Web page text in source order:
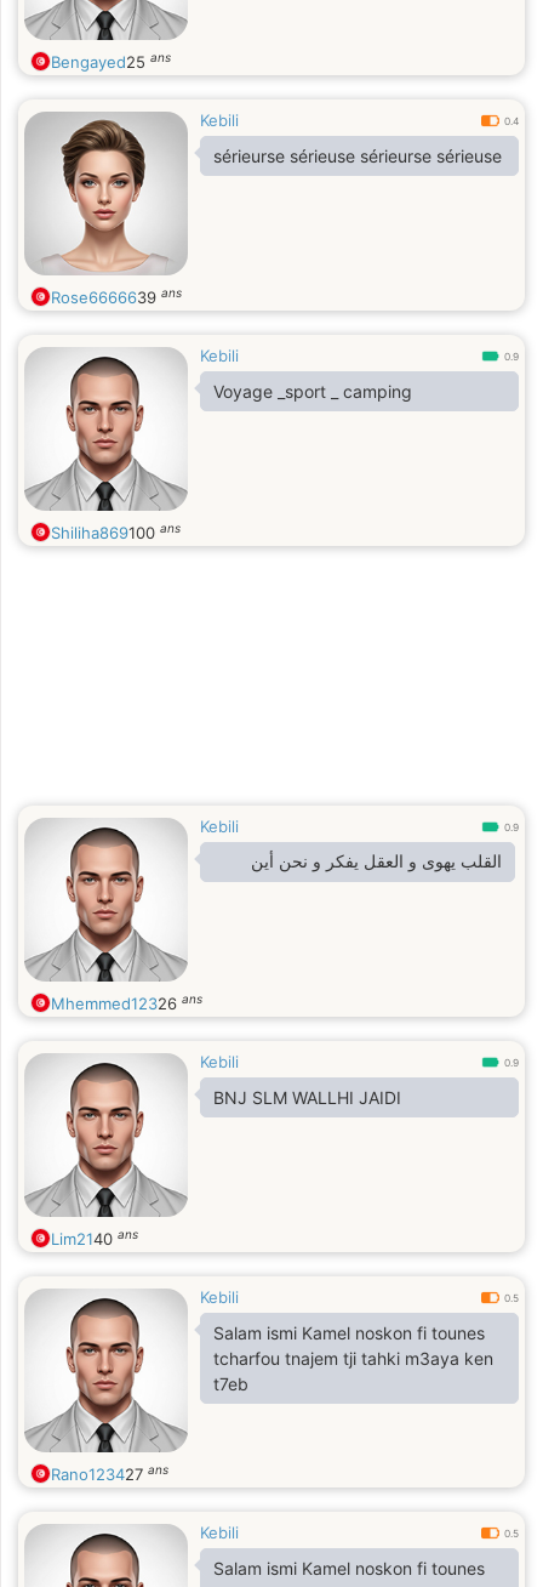
Bengayed25 ans
Kebili 0.4
sérieurse sérieuse sérieurse sérieuse
Rose6666639 ans
Kebili 0.9
Voyage _sport _ camping
Shiliha869100 ans
Kebili 0.9
القلب يهوى و العقل يفكر و نحن أين
Mhemmed12326 ans
Kebili 0.9
BNJ SLM WALLHI JAIDI
Lim2140 ans
Kebili 0.5
Salam ismi Kamel noskon fi tounes
tcharfou tnajem tji tahki m3aya ken
t7eb
Rano123427 ans
Kebili 0.5
Salam ismi Kamel noskon fi tounes